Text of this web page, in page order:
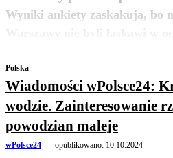
Wyniki ankiety zaskakują, bo
Polska
Wiadomości wPolsce24:
wodzie. Zainteresowanie
powodzian maleje
wPolsce24 opublikowano: 10.10.2024